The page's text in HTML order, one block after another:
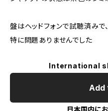
盤はヘッドフォンで試聴済み
特に問題ありませんでした
International
Add
日本国内に